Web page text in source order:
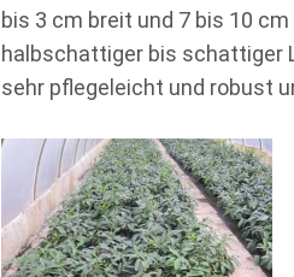
bis 3 cm breit und 7 bis 10
halbschattiger bis schattiger
sehr pflegeleicht und robust